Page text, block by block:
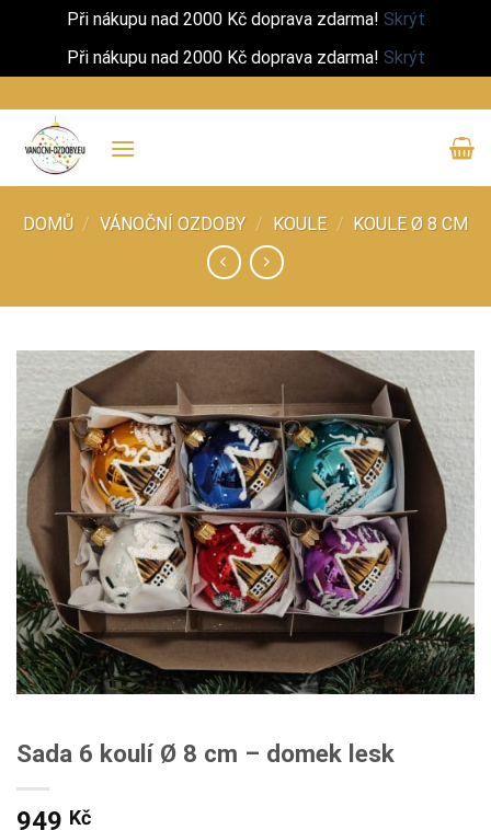
Při nákupu nad 2000 Kč doprava zdarma! Skrýt
Při nákupu nad 2000 Kč doprava zdarma! Skrýt
na
obsah
DOMŮ / VÁNOČNÍ OZDOBY / KOULE / KOULE Ø 8 CM
Sada 6 koulí Ø 8 cm – domek lesk
949 Kč